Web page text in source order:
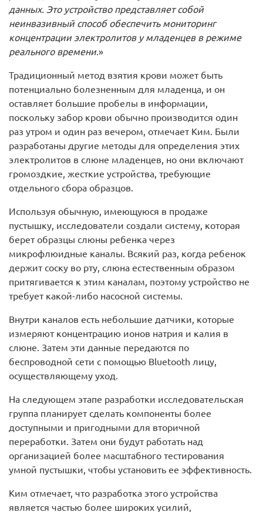
данных. Это устройство представляет собой
неинвазивный способ обеспечить мониторинг
концентрации электролитов у младенцев в режиме
реального времени.»
Традиционный метод взятия крови может быть
потенциально болезненным для младенца, и он
оставляет большие пробелы в информации,
поскольку забор крови обычно производится один
раз утром и один раз вечером, отмечает Ким. Были
разработаны другие методы для определения этих
электролитов в слюне младенцев, но они включают
громоздкие, жесткие устройства, требующие
отдельного сбора образцов.
Используя обычную, имеющуюся в продаже
пустышку, исследователи создали систему, которая
берет образцы слюны ребенка через
микрофлюидные каналы. Всякий раз, когда ребенок
держит соску во рту, слюна естественным образом
притягивается к этим каналам, поэтому устройство не
требует какой-либо насосной системы.
Внутри каналов есть небольшие датчики, которые
измеряют концентрацию ионов натрия и калия в
слюне. Затем эти данные передаются по
беспроводной сети с помощью Bluetooth лицу,
осуществляющему уход.
На следующем этапе разработки исследовательская
группа планирует сделать компоненты более
доступными и пригодными для вторичной
переработки. Затем они будут работать над
организацией более масштабного тестирования
умной пустышки, чтобы установить ее эффективность.
Ким отмечает, что разработка этого устройства
является частью более широких усилий,